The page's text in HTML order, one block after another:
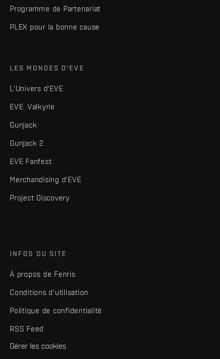
Programme de Partenariat
PLEX pour la bonne cause
LES MONDES D'EVE
L'Univers d'EVE
EVE: Valkyrie
Gunjack
Gunjack 2
EVE Fanfest
Merchandising d'EVE
Project Discovery
INFOS DU SITE
À propos de Fenris
Conditions d'utilisation
Politique de confidentialité
RSS Feed
Gérer les cookies